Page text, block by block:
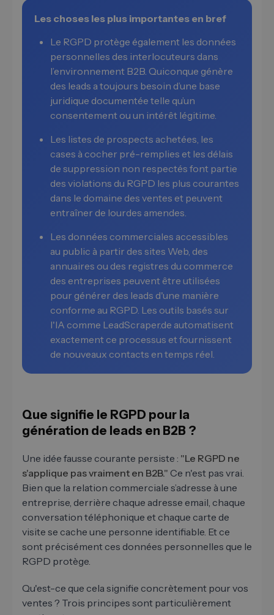
Les choses les plus importantes en bref
Le RGPD protège également les données
personnelles des interlocuteurs dans
l’environnement B2B. Quiconque génère
des leads a toujours besoin d’une base
juridique documentée telle qu’un
consentement ou un intérêt légitime.
Les listes de prospects achetées, les
cases à cocher pré-remplies et les délais
de suppression non respectés font partie
des violations du RGPD les plus courantes
dans le domaine des ventes et peuvent
entraîner de lourdes amendes.
Les données commerciales accessibles
au public à partir des sites Web, des
annuaires ou des registres du commerce
des entreprises peuvent être utilisées
pour générer des leads d'une manière
conforme au RGPD. Les outils basés sur
l'IA comme LeadScraper.de automatisent
exactement ce processus et fournissent
de nouveaux contacts en temps réel.
Que signifie le RGPD pour la
génération de leads en B2B ?
Une idée fausse courante persiste : "Le RGPD ne
s'applique pas vraiment en B2B." Ce n'est pas vrai.
Bien que la relation commerciale s’adresse à une
entreprise, derrière chaque adresse email, chaque
conversation téléphonique et chaque carte de
visite se cache une personne identifiable. Et ce
sont précisément ces données personnelles que le
RGPD protège.
Qu'est-ce que cela signifie concrètement pour vos
ventes ? Trois principes sont particulièrement